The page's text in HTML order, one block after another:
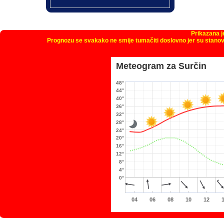
Prikazana
Prognozu se svakako ne smije tumačiti doslovno jer su
Meteogram za Surčin
04 06 08 10 12
0°
4°
8°
12°
16°
20°
24°
28°
32°
36°
40°
44°
48°